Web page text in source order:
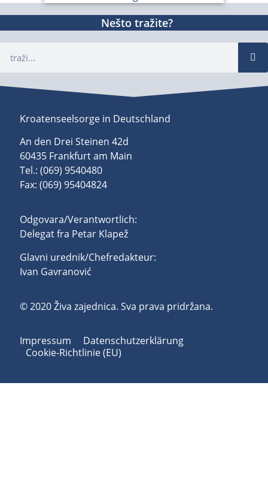
Nešto tražite?
Kroatenseelsorge in Deutschland
An den Drei Steinen 42d
60435 Frankfurt am Main
Tel.: (069) 9540480
Fax: (069) 95404824
Odgovara/Verantwortlich:
Delegat fra Petar Klapež
Glavni urednik/Chefredakteur:
Ivan Gavranović
© 2020 Živa zajednica. Sva prava pridržana.
Impressum
Datenschutzerklärung
Cookie-Richtlinie (EU)